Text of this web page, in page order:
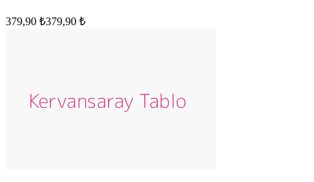
379,90 ₺379,90 ₺